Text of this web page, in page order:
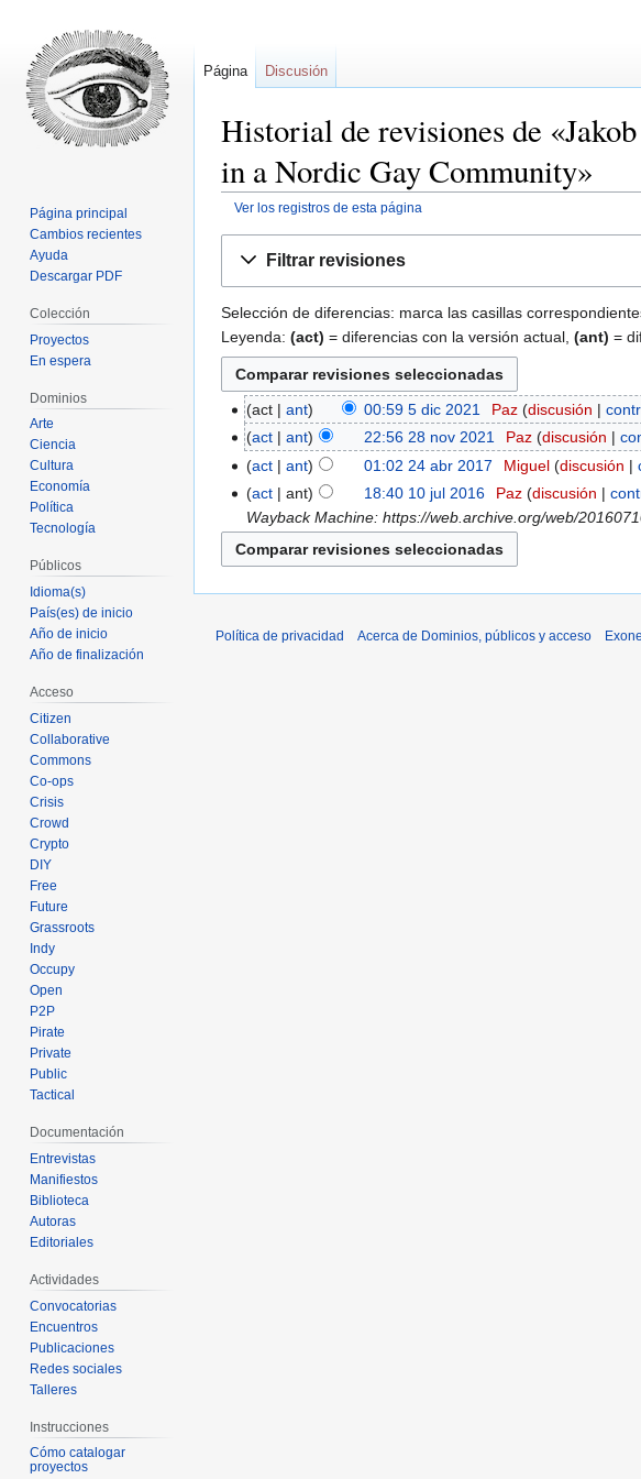
Historial de revisiones de
in a Nordic Gay Community»
Ver los registros de esta página
navegación
búsqueda
Filtrar revisiones
Selección de diferencias: marca las casillas
Leyenda: (act) = diferencias con la versión actual, (ant) =
act ant 00:59 5 dic 2021 Paz discusión
act
ant 22:56 28 nov 2021 Paz discusión
act
ant 01:02 24 abr 2017 Miguel discusión
act
ant 18:40 10 jul 2016 Paz discusión
Wayback Machine: https://web.archive.org/web/
Página Discusión
Página principal
Cambios recientes
Ayuda
Descargar PDF
Colección
Proyectos
En espera
Dominios
Arte
Ciencia
Cultura
Economía
Política
Tecnología
Públicos
Idioma(s)
País(es) de inicio
Año de inicio
Año de finalización
Acceso
Citizen
Collaborative
Commons
Co-ops
Crisis
Crowd
Crypto
DIY
Free
Future
Grassroots
Indy
Occupy
Open
P2P
Pirate
Private
Public
Tactical
Documentación
Entrevistas
Manifiestos
Biblioteca
Autoras
Editoriales
Actividades
Convocatorias
Encuentros
Publicaciones
Redes sociales
Talleres
Instrucciones
Cómo catalogar
proyectos
Política de privacidad Acerca de Dominios, públicos y acceso